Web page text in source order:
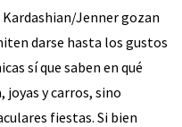
Jenner gozan
darse hasta los gustos
sí que saben en qué
joyas y carros, sino
fiestas. Si bien